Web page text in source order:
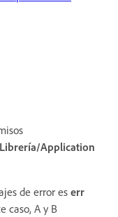
Application
de error es err
caso, A y B